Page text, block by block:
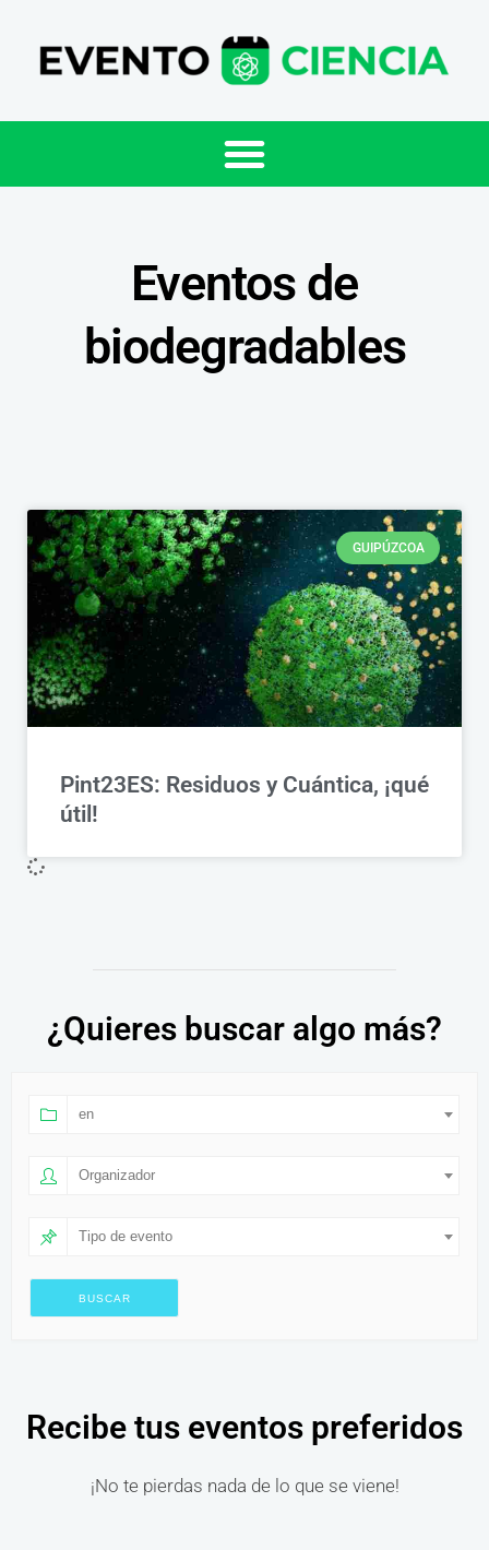
Eventos de
biodegradables
GUIPÚZCOA
Pint23ES: Residuos y Cuántica, ¡qué
útil!
¿Quieres buscar algo más?
en
Organizador
Tipo de evento
Recibe tus eventos preferidos
¡No te pierdas nada de lo que se viene!